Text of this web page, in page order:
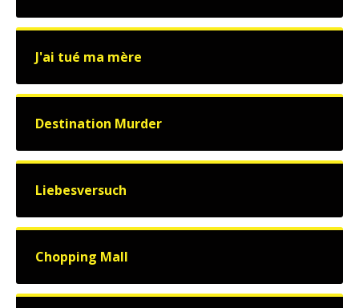
J'ai tué ma mère
Destination Murder
Liebesversuch
Chopping Mall